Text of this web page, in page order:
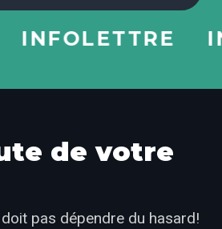
de votre
pas dépendre du hasard!